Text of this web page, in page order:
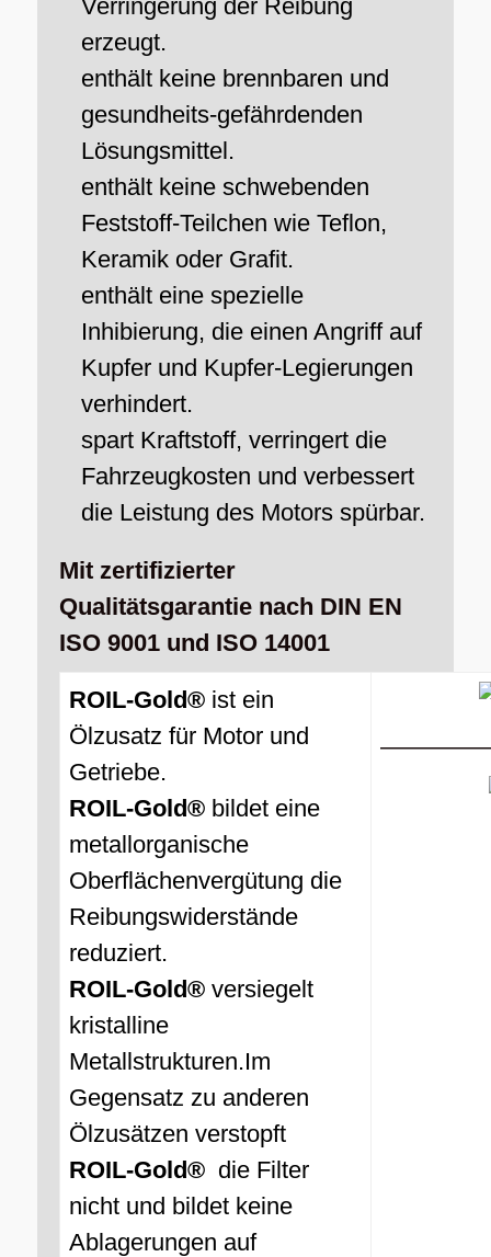
Verringerung der Reibung
erzeugt.
enthält keine brennbaren und
gesundheits-gefährdenden
Lösungsmittel.
enthält keine schwebenden
Feststoff-Teilchen wie Teflon,
Keramik oder Grafit.
enthält eine spezielle
Inhibierung, die einen Angriff auf
Kupfer und Kupfer-Legierungen
verhindert.
spart Kraftstoff, verringert die
Fahrzeugkosten und verbessert
die Leistung des Motors spürbar.
Mit zertifizierter
Qualitätsgarantie nach DIN EN
ISO 9001 und ISO 14001
ROIL-Gold® ist ein
Ölzusatz für Motor und
Getriebe.
ROIL-Gold® bildet eine
metallorganische
Oberflächenvergütung die
Reibungswiderstände
reduziert.
ROIL-Gold® versiegelt
kristalline
Metallstrukturen.Im
Gegensatz zu anderen
Ölzusätzen verstopft
ROIL-Gold® die Filter
nicht und bildet keine
Ablagerungen auf